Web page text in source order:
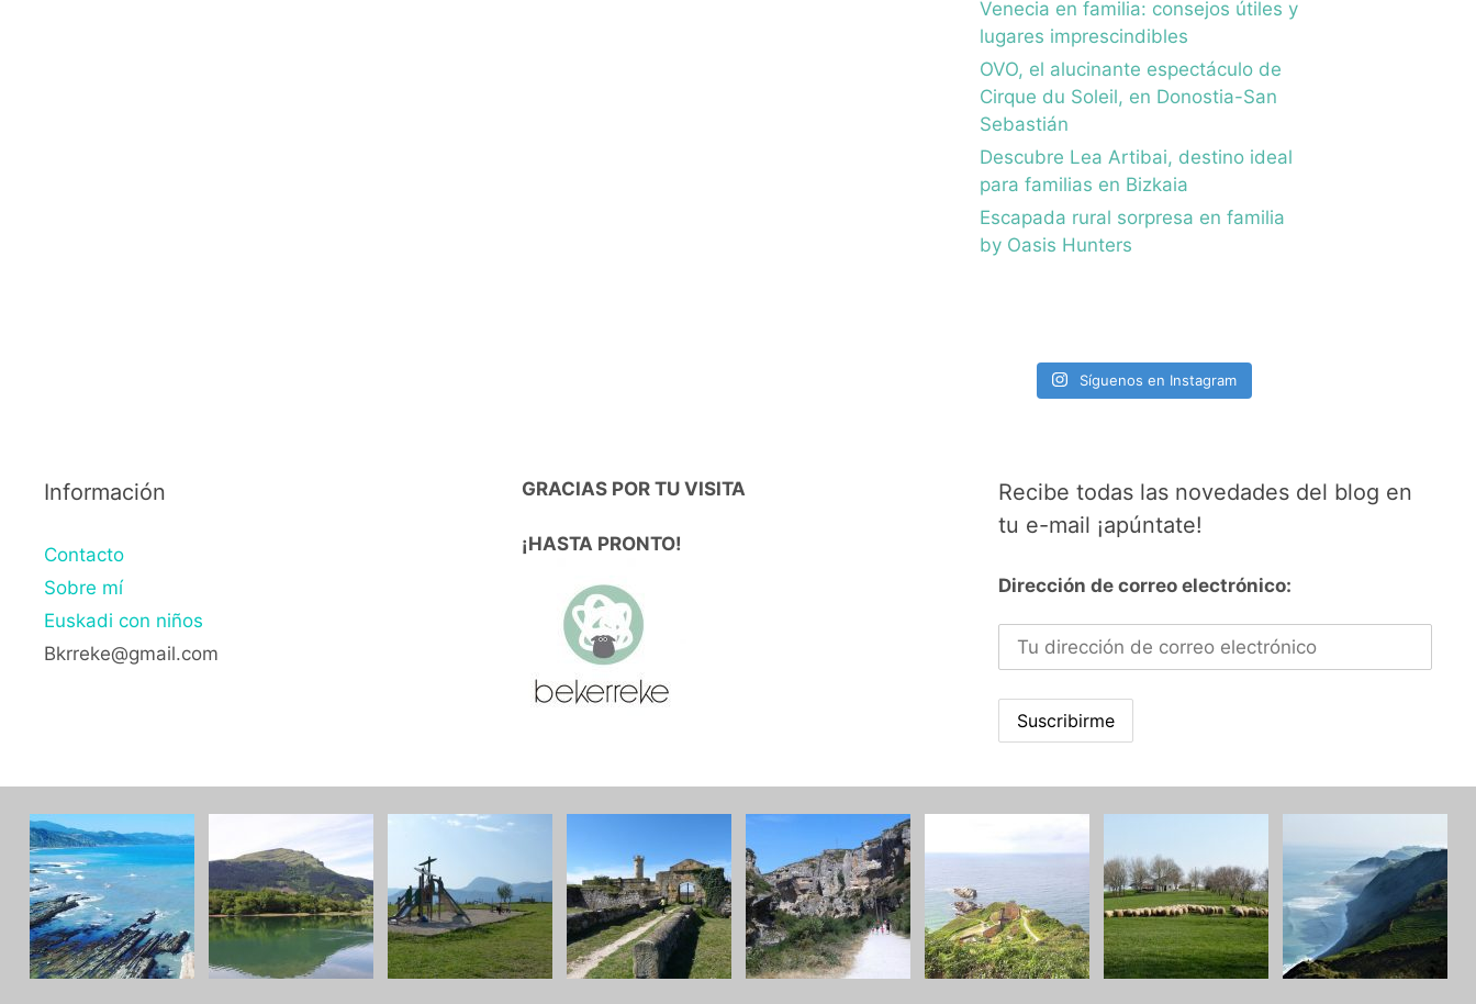
Venecia en familia: consejos útiles y
lugares imprescindibles
OVO, el alucinante espectáculo de
Cirque du Soleil, en Donostia-San
Sebastián
Descubre Lea Artibai, destino ideal
para familias en Bizkaia
Escapada rural sorpresa en familia
by Oasis Hunters
Síguenos en Instagram
Información
Contacto
Sobre mí
Euskadi con niños
Bkrreke@gmail.com
GRACIAS POR TU VISITA
¡HASTA PRONTO!
Recibe todas las novedades del blog en
tu e-mail ¡apúntate!
Dirección de correo electrónico: